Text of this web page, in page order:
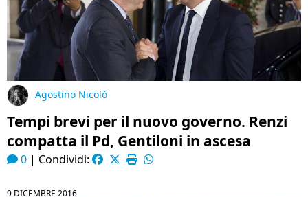
Agostino Nicolò
Tempi brevi per il nuovo governo. Renzi
compatta il Pd, Gentiloni in ascesa
0 | Condividi:
9 DICEMBRE 2016